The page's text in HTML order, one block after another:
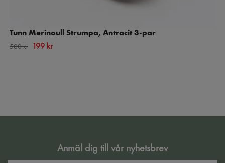
Tunn Merinoull Strumpa, Antracit 3-par
500 kr 199 kr
Anmäl dig till vår nyhetsbrev